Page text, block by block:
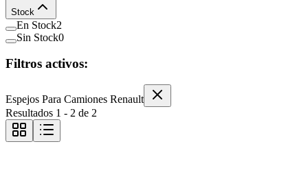
Stock
En Stock2
Sin Stock0
Filtros activos:
Espejos Para Camiones Renault
Resultados 1 - 2 de 2